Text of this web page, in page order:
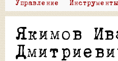
Управление Инструменты
Якимов